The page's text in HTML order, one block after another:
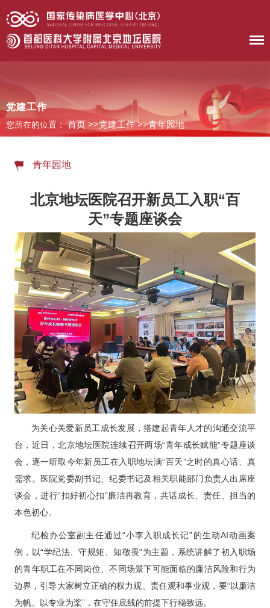
医院概况
患者服务
科室导航
党建工作
科研教学
院务公开
院庆专栏
中文版
EN
登录
党建工作
您所在的位置：首页 >>党建工作>>青年园地
青年园地
北京地坛医院召开新员工入职“百
天”专题座谈会
为关心关爱新员工成长发展，搭建起青年人才的沟通交流平
台，近日，北京地坛医院连续召开两场“青年成长赋能”专题座谈
会，逐一听取今年新员工在入职地坛满“百天”之时的真心话、真
需求。医院党委副书记、纪委书记及相关职能部门负责人出席座
谈会，进行“扣好初心扣”廉洁再教育，共话成长、责任、担当的
本色初心。
纪检办公室副主任通过“小李入职成长记”的生动AI动画案
例，以“学纪法、守规矩、知敬畏”为主题，系统讲解了初入职场
的青年职工在不同岗位、不同场景下可能面临的廉洁风险和行为
边界，引导大家树立正确的权力观、责任观和事业观，要“以廉洁
为帆、以专业为桨”，在守住底线的前提下行稳致远。